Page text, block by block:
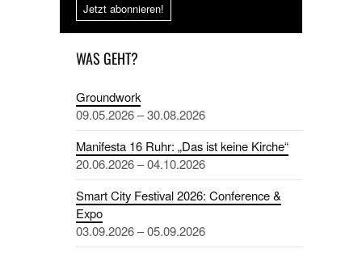
Jetzt abonnieren!
WAS GEHT?
Groundwork
09.05.2026 – 30.08.2026
Manifesta 16 Ruhr: „Das ist keine Kirche“
20.06.2026 – 04.10.2026
Smart City Festival 2026: Conference &
Expo
03.09.2026 – 05.09.2026